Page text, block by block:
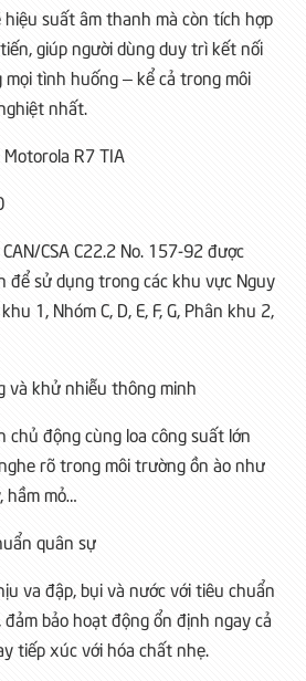
suất âm thanh mà còn tích hợp
giúp người dùng duy trì kết nối
tình huống – kể cả trong môi
nhất.
R7 TIA
CSA C22.2 No. 157-92 được
để sử dụng trong các khu vực Nguy
1, Nhóm C, D, E, F, G, Phân khu 2,
và khử nhiễu thông minh
chủ động cùng loa công suất lớn
rõ trong môi trường ồn ào như
mỏ…
quân sự
va đập, bụi và nước với tiêu chuẩn
đảm bảo hoạt động ổn định ngay cả
tiếp xúc với hóa chất nhẹ.